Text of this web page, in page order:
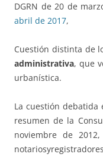
DGRN de 20 de
abril de 2017,
Cuestión distinta de
administrativa, que
urbanística.
La cuestión
resumen de la
noviembre de